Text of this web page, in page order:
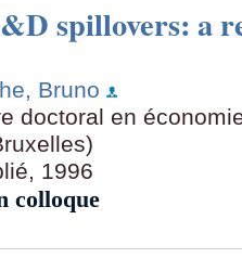
spillovers: a
Bruno
doctoral en
1996
colloque